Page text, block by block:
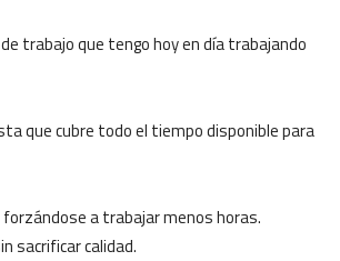
trabajo que tengo hoy en día trabajando
que cubre todo el tiempo disponible para
a trabajar menos horas.
sacrificar calidad.